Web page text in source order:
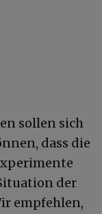
sollen sich
dass die
der
empfehlen,